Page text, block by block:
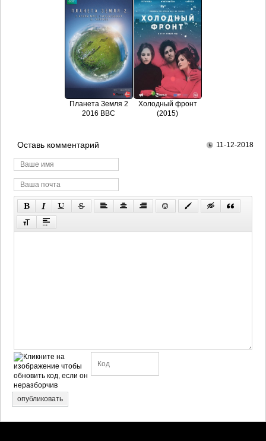
Планета Земля 2
2016 BBC
Холодный фронт
(2015)
Оставь комментарий 11-12-2018
опубликовать